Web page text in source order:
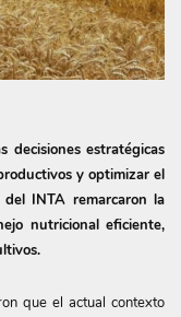
decisiones estratégicas
y optimizar el
INTA remarcaron la
nutricional eficiente,
que el actual contexto